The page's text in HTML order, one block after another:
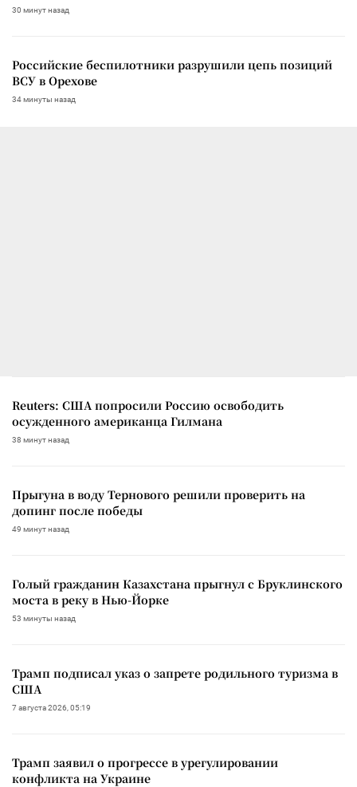
30 минут назад
Российские беспилотники разрушили цепь позиций
ВСУ в Орехове
34 минуты назад
Reuters: США попросили Россию освободить
осужденного американца Гилмана
38 минут назад
Прыгуна в воду Тернового решили проверить на
допинг после победы
49 минут назад
Голый гражданин Казахстана прыгнул с Бруклинского
моста в реку в Нью-Йорке
53 минуты назад
Трамп подписал указ о запрете родильного туризма в
США
7 августа 2026, 05:19
Трамп заявил о прогрессе в урегулировании
конфликта на Украине